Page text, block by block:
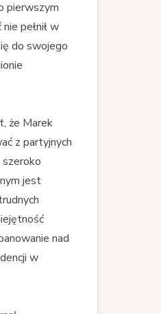
pierwszym
pełnił w
do swojego
że Marek
z partyjnych
jest
nad
w